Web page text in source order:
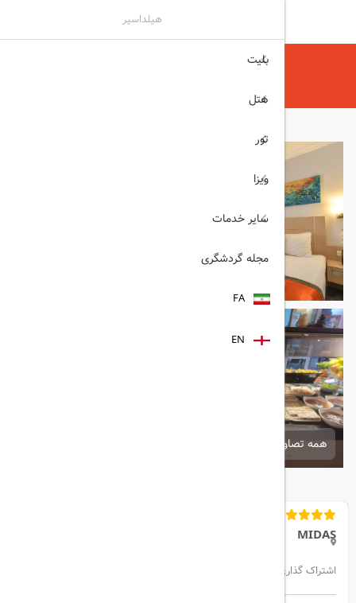
هیلداسیر
همه تصاویر
MIDAS
اشتراک گذاری:
هیلداسیر
بلیت
هتل
تور
ویزا
سایر خدمات
مجله گردشگری
FA
EN